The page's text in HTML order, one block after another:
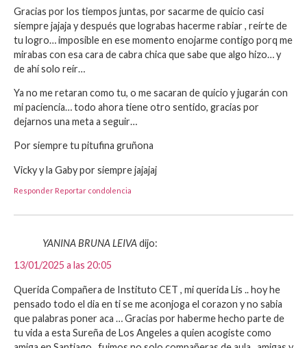
Gracias por los tiempos juntas, por sacarme de quicio casi
siempre jajaja y después que lograbas hacerme rabiar , reírte de
tu logro… imposible en ese momento enojarme contigo porq me
mirabas con esa cara de cabra chica que sabe que algo hizo… y
de ahí solo reír…
Ya no me retaran como tu, o me sacaran de quicio y jugarán con
mi paciencia… todo ahora tiene otro sentido, gracias por
dejarnos una meta a seguir…
Por siempre tu pitufina gruñona
Vicky y la Gaby por siempre jajajaj
Responder Reportar condolencia
YANINA BRUNA LEIVAdijo:
13/01/2025 a las 20:05
Querida Compañera de Instituto CET , mi querida Lis .. hoy he
pensado todo el dia en ti se me aconjoga el corazon y no sabia
que palabras poner aca … Gracias por haberme hecho parte de
tu vida a esta Sureña de Los Angeles a quien acogiste como